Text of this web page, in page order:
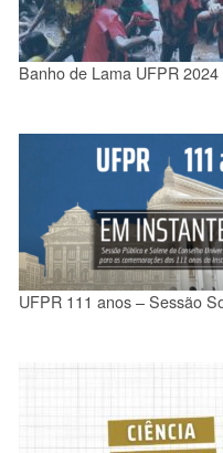
Banho de Lama UFPR 2024
UFPR 111 anos – Sessão